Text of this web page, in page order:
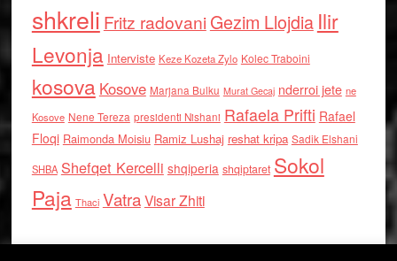
shkreli Fritz radovaniGezim Llojdia Ilir
Levonja Interviste Keze Kozeta Zylo Kolec Traboini
kosova Kosove Marjana Bulku Murat Gecaj nderroi jete ne
Kosove Nene Tereza presidenti Nishani Rafaela Prifti Rafael
Floqi Raimonda Moisiu Ramiz Lushaj reshat kripa Sadik Elshani
SHBA Shefqet Kercelli shqiperia shqiptaret Sokol
Paja Thaci VatraVisar Zhiti